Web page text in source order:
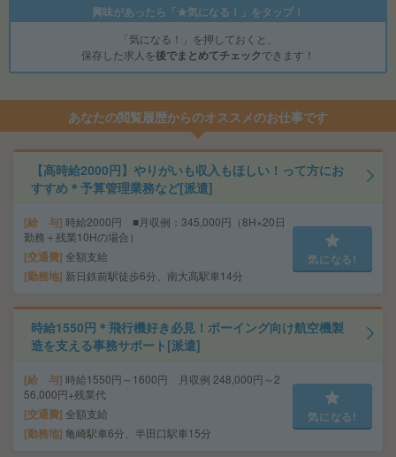
興味があったら「★気になる！」をタップ！
「気になる！」を押しておくと、
保存した求人を後でまとめてチェックできます！
あなたの閲覧履歴からのオススメのお仕事です
【高時給2000円】やりがいも収入もほしい！って方にお
すすめ＊予算管理業務など[派遣]
給 与 時給2000円 ■月収例：345,000円（8H×20日
勤務＋残業10Hの場合）
交通費 全額支給
勤務地 新日鉄前駅徒歩6分、南大高駅車14分
気になる!
時給1550円＊飛行機好き必見！ボーイング向け航空機製
造を支える事務サポート[派遣]
給 与 時給1550円～1600円 月収例 248,000円～2
56,000円+残業代
交通費 全額支給
勤務地 亀崎駅車6分、半田口駅車15分
気になる!